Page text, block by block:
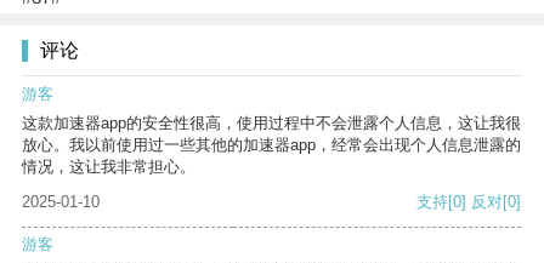
评论
游客
这款加速器app的安全性很高，使用过程中不会泄露个人信息，这让我很
放心。我以前使用过一些其他的加速器app，经常会出现个人信息泄露的
情况，这让我非常担心。
2025-01-10
支持[0] 反对[0]
游客